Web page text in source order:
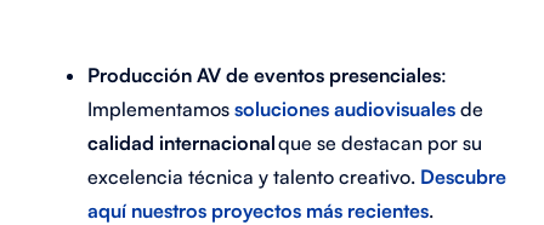
Producción AV de eventos presenciales:
Implementamos soluciones audiovisuales de
calidad internacionalque se destacan por su
excelencia técnica y talento creativo. Descubre
aquí nuestros proyectos más recientes.